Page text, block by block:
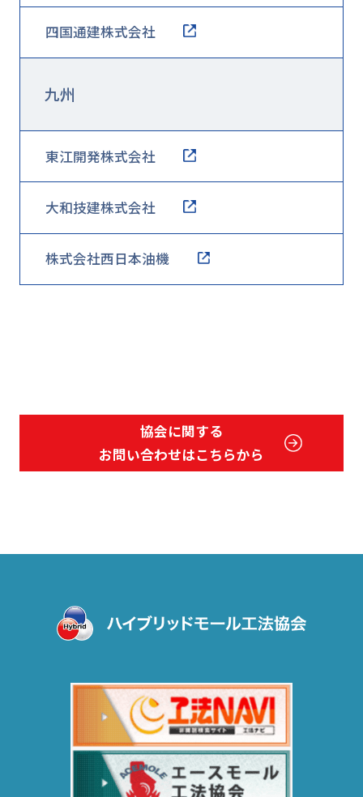
四国通建株式会社
九州
東江開発株式会社
大和技建株式会社
株式会社西日本油機
協会に関する
お問い合わせはこちらから